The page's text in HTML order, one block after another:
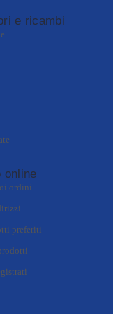
e ricambi
online
ordini
preferiti